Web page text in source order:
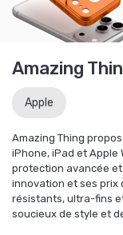
Amazing
Apple
Amazing Thing
iPhone, iPad et Apple
protection avancée
innovation et ses prix
résistants, ultra-fins
soucieux de style et